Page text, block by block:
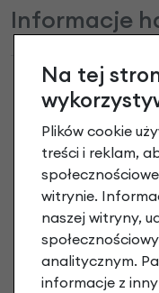
Informacje
Przedni
Czarny
Brak opinii.
Na tej
Plików cookie
treści i reklam,
witrynie.
naszej witryny,
analitycznym.
informacje z